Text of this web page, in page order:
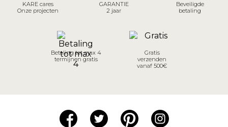
KARE cares
Onze projecten
GARANTIE
2 jaar
Beveiligde
betaling
Betaling tot max 4
termijnen gratis
Gratis
verzenden
vanaf 500€